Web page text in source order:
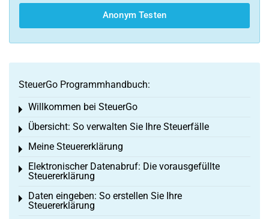
Anonym Testen
SteuerGo Programmhandbuch:
Willkommen bei SteuerGo
Toggle menu
Übersicht: So verwalten Sie Ihre Steuerfälle
Toggle menu
Meine Steuererklärung
Toggle menu
Elektronischer Datenabruf: Die vorausgefüllte
Steuererklärung
Toggle menu
Daten eingeben: So erstellen Sie Ihre
Steuererklärung
Toggle menu